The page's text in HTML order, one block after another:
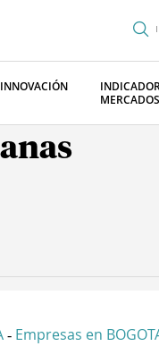
INNOVACIÓN
MERCADOS
- Empresas en